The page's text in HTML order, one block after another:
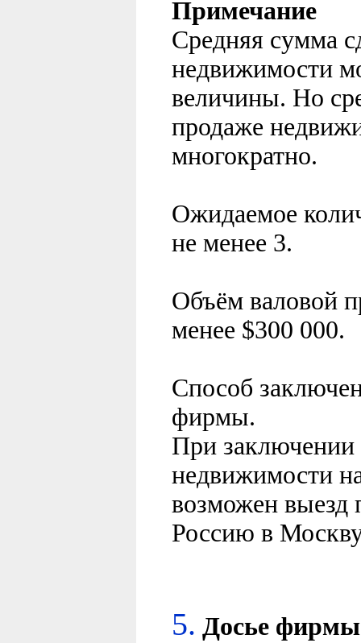
Примечание
Средняя сумма
недвижимости
величины. Но
продаже
многократно.
Ожидаемое
не менее 3.
Объём валовой
менее $300 000.
Способ
фирмы.
При заключении
недвижимости
возможен выезд
Россию в
5. Досье фирмы